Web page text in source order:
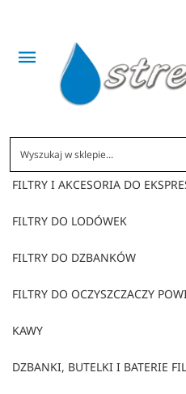
FILTRY I AKCESORIA DO
FILTRY DO LODÓWEK
FILTRY DO DZBANKÓW
FILTRY DO OCZYSZCZACZY
KAWY
DZBANKI, BUTELKI I BATERIE